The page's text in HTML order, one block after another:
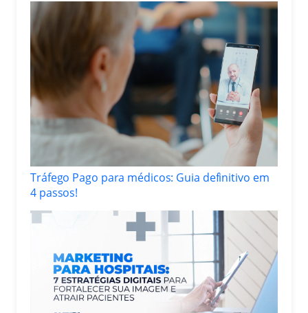
Tráfego Pago para médicos: Guia definitivo em
4 passos!